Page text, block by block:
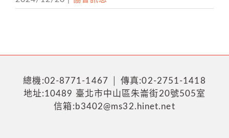
總機:02-8771-1467 │ 傳真:02-2751-1418
地址:10489 臺北市中山區朱崙街20號505室
信箱:b3402@ms32.hinet.net